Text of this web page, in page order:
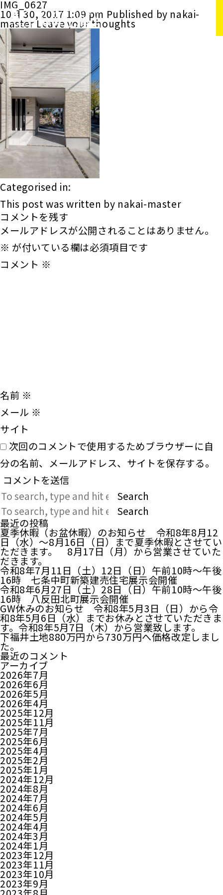
IMG_0627
10月 30, 2017 1:09 pm Published by nakai-
masterLeave your thoughts
Categorised in:
This post was written by nakai-master
コメントを残す
メールアドレスが公開されることはありません。
※ が付いている欄は必須項目です
コメント ※
名前 ※
メール ※
サイト
次回のコメントで使用するためブラウザーに自
分の名前、メールアドレス、サイトを保存する。
Search
Search
最近の投稿
夏季休暇（お盆休暇）のお知らせ 令和8年8月12
日（水）～8月16日（日）まで夏季休暇とさせてい
ただきます。 8月17日（月）から営業させていた
だきます。
令和8年7月11日（土）12日（日）午前10時～午後
16時 七条中町新築建売住宅展示会開催
令和8年6月27日（土）28日（日）午前10時～午後
16時 八反田北町展示会開催
GW休みのお知らせ 令和8年5月3日（日）から令
和8年5月6日（水）までお休みとさせていただきま
す。令和8年5月7日（木）から営業致します。
下福井土地880万円から730万円へ価格改定しまし
た。
最近のコメント
アーカイブ
2026年7月
2026年6月
2026年5月
2026年4月
2025年12月
2025年11月
2025年7月
2025年6月
2025年4月
2025年2月
2025年1月
2024年12月
2024年8月
2024年7月
2024年6月
2024年5月
2024年4月
2024年3月
2024年1月
2023年12月
2023年11月
2023年10月
2023年9月